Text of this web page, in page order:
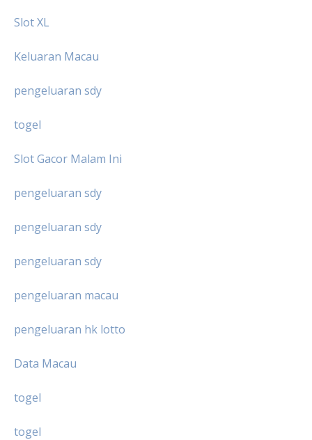
Slot XL
Keluaran Macau
pengeluaran sdy
togel
Slot Gacor Malam Ini
pengeluaran sdy
pengeluaran sdy
pengeluaran sdy
pengeluaran macau
pengeluaran hk lotto
Data Macau
togel
togel